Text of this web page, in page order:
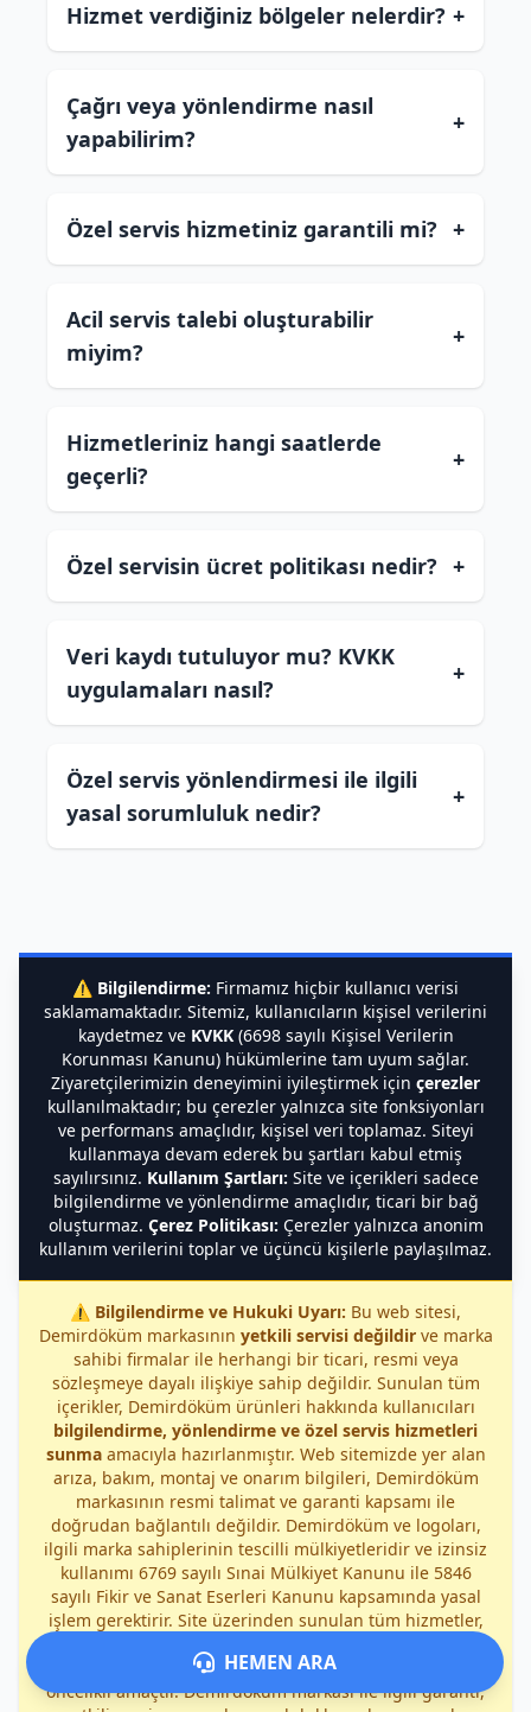
Hizmet verdiğiniz bölgeler nelerdir? +
Çağrı veya yönlendirme nasıl
yapabilirim?
+
Özel servis hizmetiniz garantili mi? +
Acil servis talebi oluşturabilir
miyim?
+
Hizmetleriniz hangi saatlerde
geçerli?
+
Özel servisin ücret politikası nedir? +
Veri kaydı tutuluyor mu? KVKK
uygulamaları nasıl?
+
Özel servis yönlendirmesi ile ilgili
yasal sorumluluk nedir?
+
⚠️ Bilgilendirme: Firmamız hiçbir kullanıcı verisi
saklamamaktadır. Sitemiz, kullanıcıların kişisel verilerini
kaydetmez ve KVKK(6698 sayılı Kişisel Verilerin
Korunması Kanunu) hükümlerine tam uyum sağlar.
Ziyaretçilerimizin deneyimini iyileştirmek için çerezler
kullanılmaktadır; bu çerezler yalnızca site fonksiyonları
ve performans amaçlıdır, kişisel veri toplamaz. Siteyi
kullanmaya devam ederek bu şartları kabul etmiş
sayılırsınız. Kullanım Şartları: Site ve içerikleri sadece
bilgilendirme ve yönlendirme amaçlıdır, ticari bir bağ
oluşturmaz. Çerez Politikası: Çerezler yalnızca anonim
kullanım verilerini toplar ve üçüncü kişilerle paylaşılmaz.
⚠️ Bilgilendirme ve Hukuki Uyarı: Bu web sitesi,
Demirdöküm markasının yetkili servisi değildirve marka
sahibi firmalar ile herhangi bir ticari, resmi veya
sözleşmeye dayalı ilişkiye sahip değildir. Sunulan tüm
içerikler, Demirdöküm ürünleri hakkında kullanıcıları
bilgilendirme, yönlendirme ve özel servis hizmetleri
sunmaamacıyla hazırlanmıştır. Web sitemizde yer alan
arıza, bakım, montaj ve onarım bilgileri, Demirdöküm
markasının resmi talimat ve garanti kapsamı ile
doğrudan bağlantılı değildir. Demirdöküm ve logoları,
ilgili marka sahiplerinin tescilli mülkiyetleridir ve izinsiz
kullanımı 6769 sayılı Sınai Mülkiyet Kanunu ile 5846
sayılı Fikir ve Sanat Eserleri Kanunu kapsamında yasal
işlem gerektirir. Site üzerinden sunulan tüm hizmetler,
kullanıcıların güvenliği ve doğru bilgilendirilmesi
öncelikli amaçtır. Demirdöküm markası ile ilgili garanti,
HEMEN ARA